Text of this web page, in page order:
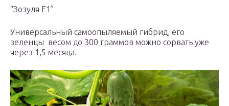
“Зозуля F1”
Универсальный самоопыляемый гибрид, его
зеленцы весом до 300 граммов можно сорвать уже
через 1,5 месяца.